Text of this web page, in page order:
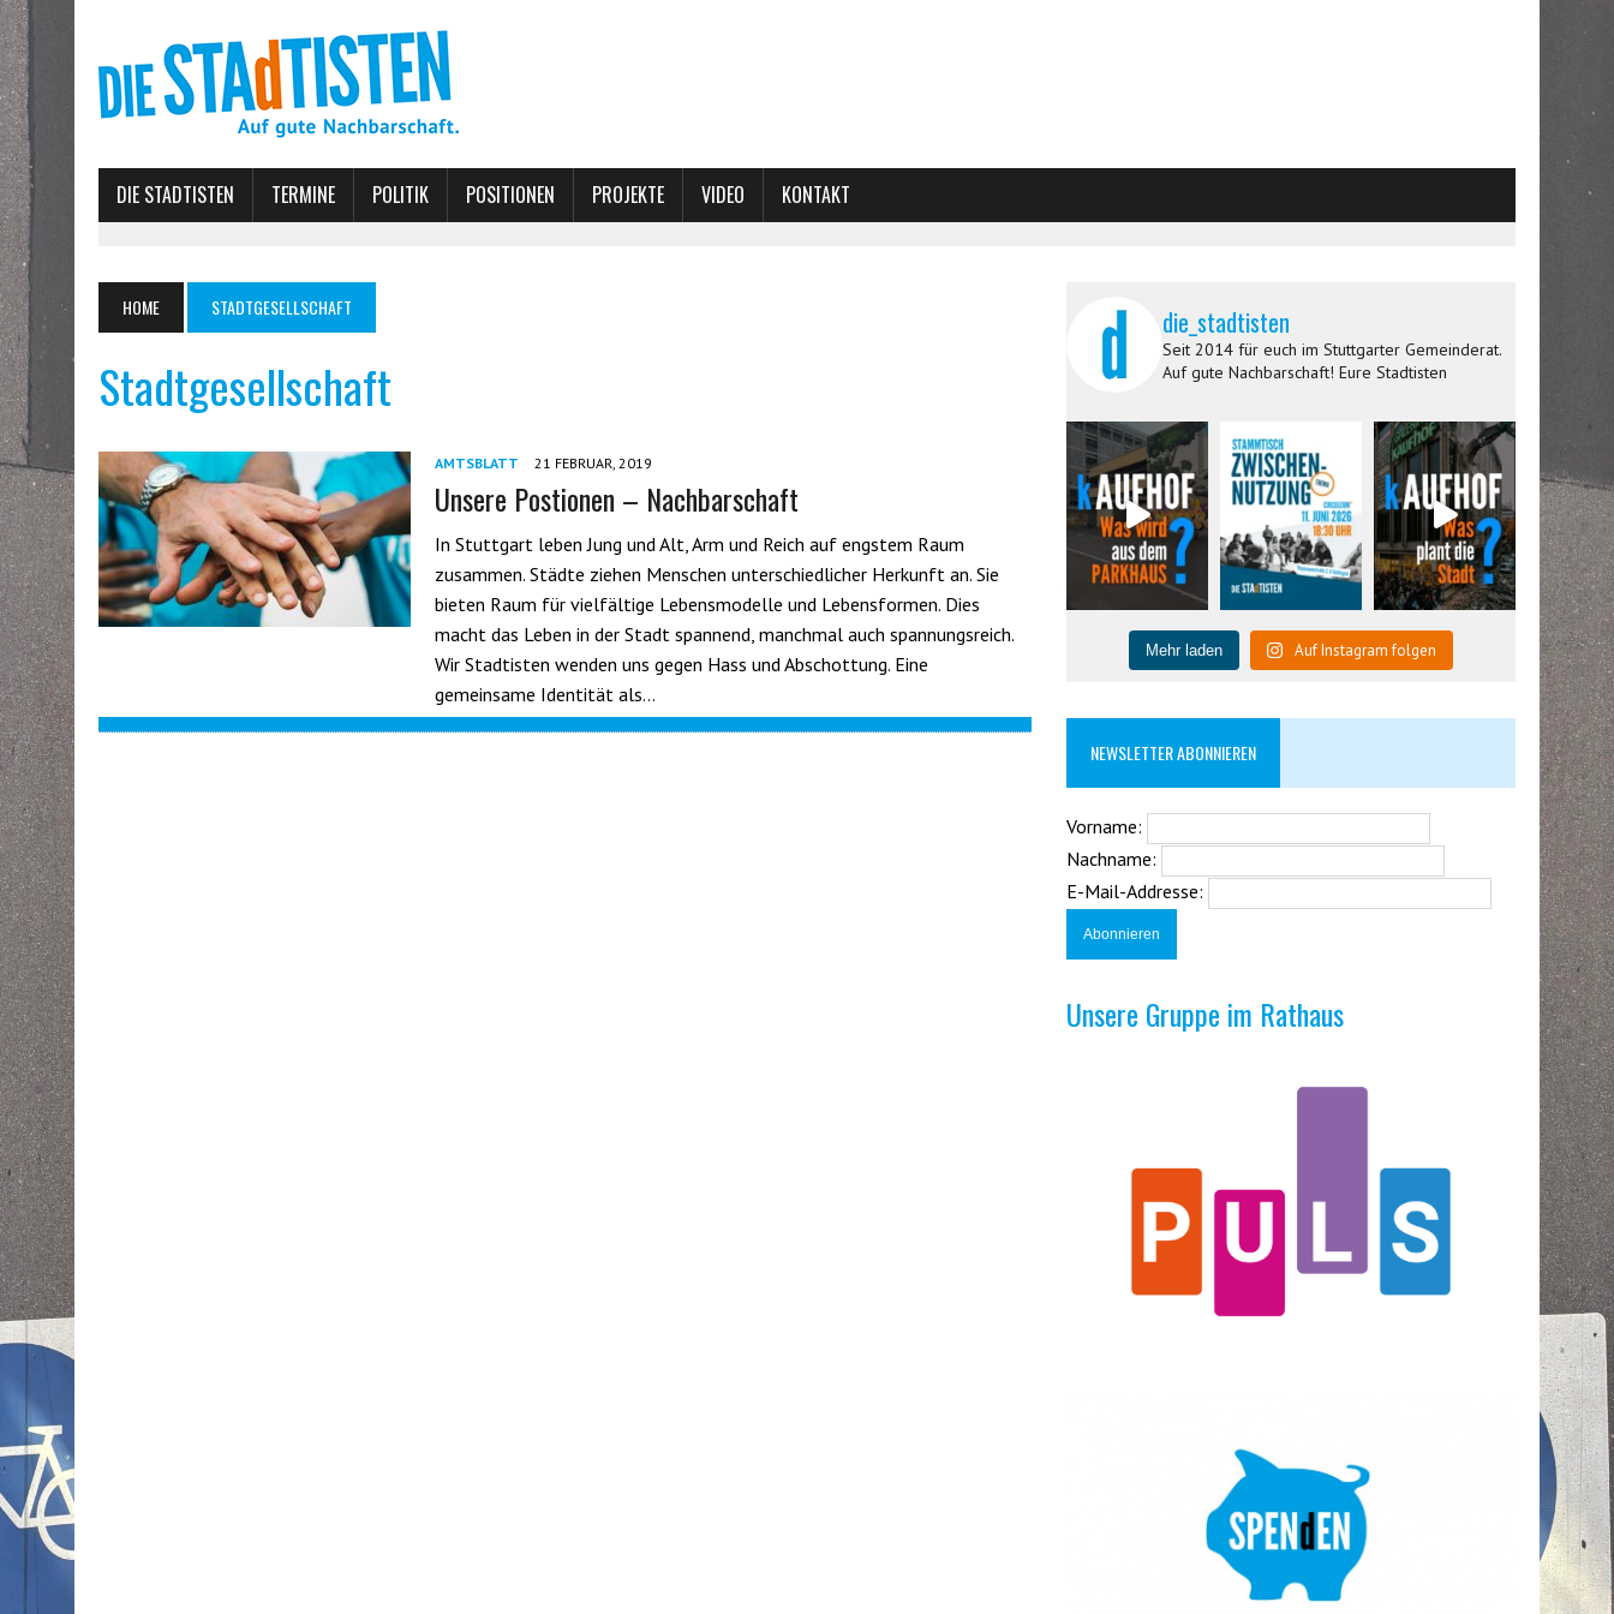
DIE STADTISTEN TERMINE POLITIK POSITIONEN PROJEKTE VIDEO KONTAKT
HOME STADTGESELLSCHAFT
Stadtgesellschaft
AMTSBLATT 21 FEBRUAR, 2019
Unsere Postionen – Nachbarschaft
In Stuttgart leben Jung und Alt, Arm und Reich auf engstem Raum
zusammen. Städte ziehen Menschen unterschiedlicher Herkunft an. Sie
bieten Raum für vielfältige Lebensmodelle und Lebensformen. Dies
macht das Leben in der Stadt spannend, manchmal auch spannungsreich.
Wir Stadtisten wenden uns gegen Hass und Abschottung. Eine
gemeinsame Identität als…
die_stadtisten
Seit 2014 für euch im Stuttgarter Gemeinderat.
Auf gute Nachbarschaft! Eure Stadtisten
Mehr laden Auf Instagram folgen
NEWSLETTER ABONNIEREN
Vorname:
Nachname:
E-Mail-Addresse:
Unsere Gruppe im Rathaus